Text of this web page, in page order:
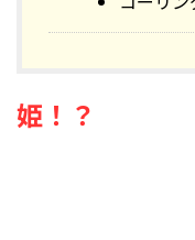
姫！？